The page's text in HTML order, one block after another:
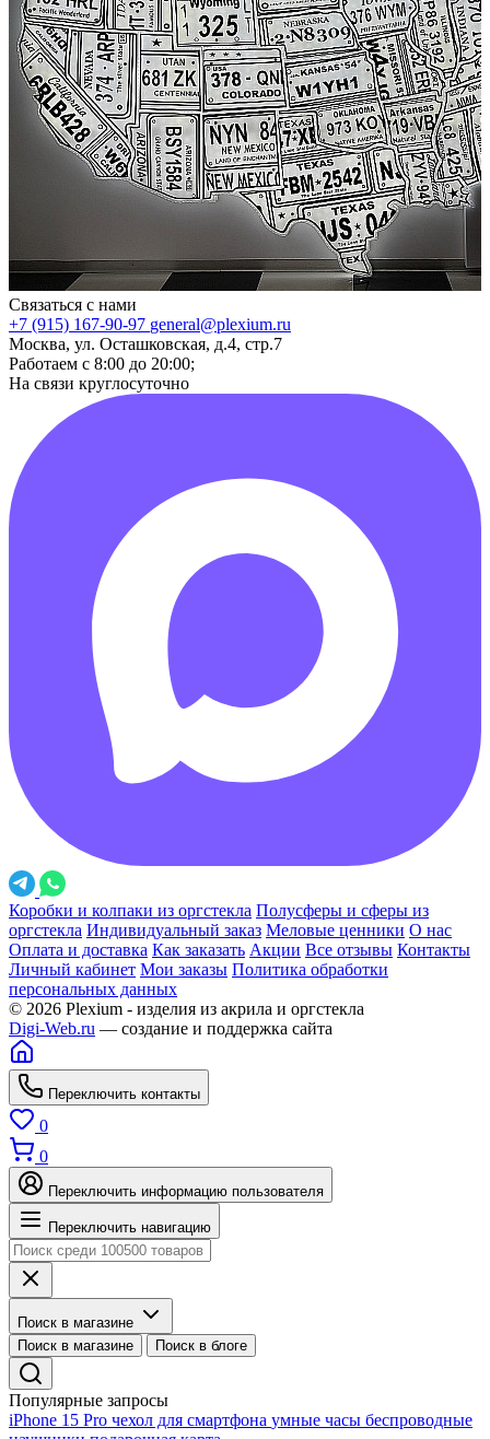
Связаться с нами
+7 (915) 167-90-97 general@plexium.ru
Москва, ул. Осташковская, д.4, стр.7
Работаем с 8:00 до 20:00;
На связи круглосуточно
Коробки и колпаки из оргстекла Полусферы и сферы из
оргстекла Индивидуальный заказ Меловые ценники О нас
Оплата и доставка Как заказать Акции Все отзывы Контакты
Личный кабинет Мои заказы Политика обработки
персональных данных
© 2026 Plexium - изделия из акрила и оргстекла
Digi-Web.ru — создание и поддержка сайта
Переключить контакты
0
0
Переключить информацию пользователя
Переключить навигацию
Поиск в магазине
Поиск в магазине
Поиск в блоге
Популярные запросы
iPhone 15 Pro чехол для смартфона умные часы беспроводные